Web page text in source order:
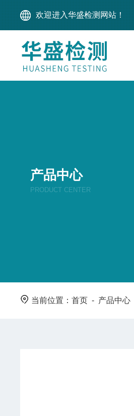
欢迎进入华盛检测网站！
产品中心
PRODUCT CENTER
当前位置：首页 - 产品中心